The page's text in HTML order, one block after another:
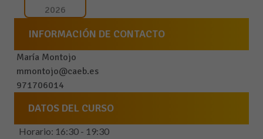
2026
INFORMACIÓN DE CONTACTO
María Montojo
mmontojo@caeb.es
971706014
DATOS DEL CURSO
Horario: 16:30 - 19:30